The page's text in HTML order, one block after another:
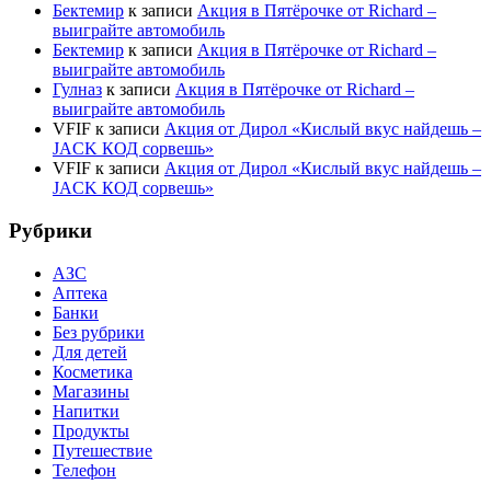
Бектемир к записи Акция в Пятёрочке от Richard –
выиграйте автомобиль
Бектемир к записи Акция в Пятёрочке от Richard –
выиграйте автомобиль
Гулназ к записи Акция в Пятёрочке от Richard –
выиграйте автомобиль
VFIF к записи Акция от Дирол «Кислый вкус найдешь –
JACK КОД сорвешь»
VFIF к записи Акция от Дирол «Кислый вкус найдешь –
JACK КОД сорвешь»
Рубрики
АЗС
Аптека
Банки
Без рубрики
Для детей
Косметика
Магазины
Напитки
Продукты
Путешествие
Телефон